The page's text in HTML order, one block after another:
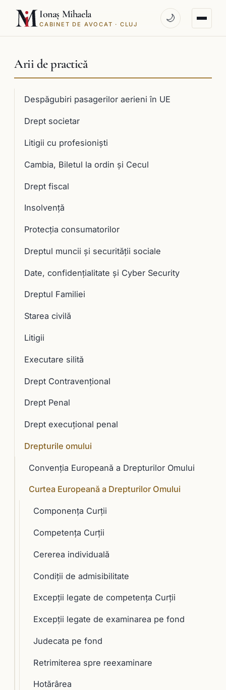
Ionaș Mihaela
CABINET DE AVOCAT · CLUJ
🌙
Arii de practică
Despăgubiri pasagerilor aerieni în UE
Drept societar
Litigii cu profesioniști
Cambia, Biletul la ordin și Cecul
Drept fiscal
Insolvență
Protecția consumatorilor
Dreptul muncii și securității sociale
Date, confidențialitate și Cyber Security
Dreptul Familiei
Starea civilă
Litigii
Executare silită
Drept Contravențional
Drept Penal
Drept execuţional penal
Drepturile omului
Convenția Europeană a Drepturilor Omului
Curtea Europeană a Drepturilor Omului
Componenţa Curţii
Competența Curții
Cererea individuală
Condiții de admisibilitate
Excepții legate de competența Curții
Excepții legate de examinarea pe fond
Judecata pe fond
Retrimiterea spre reexaminare
Hotărârea